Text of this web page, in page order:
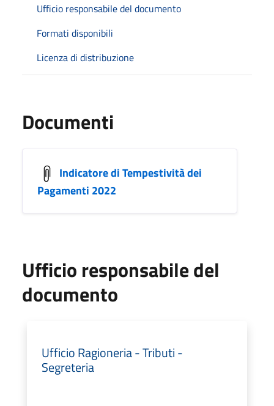
Ufficio responsabile del documento
Formati disponibili
Licenza di distribuzione
Documenti
Indicatore di Tempestività dei
Pagamenti 2022
Ufficio responsabile del
documento
Ufficio Ragioneria - Tributi -
Segreteria